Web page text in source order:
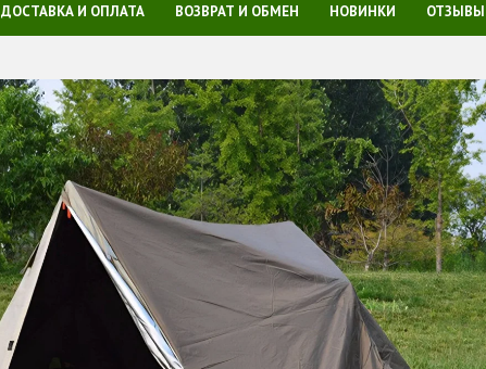
ДОСТАВКА И ОПЛАТА ВОЗВРАТ И ОБМЕН НОВИНКИ ОТЗЫВЫ